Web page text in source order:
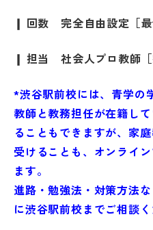
企業・メデ
❙ 回数 完全自由設定［最
❙ 担当 社会人プロ教師［
*渋谷駅前校には、青学の
教師と教務担任が在籍し
ることもできますが、家
受けることも、オンライ
ます。
進路・勉強法・対策方法
に渋谷駅前校までご相談く